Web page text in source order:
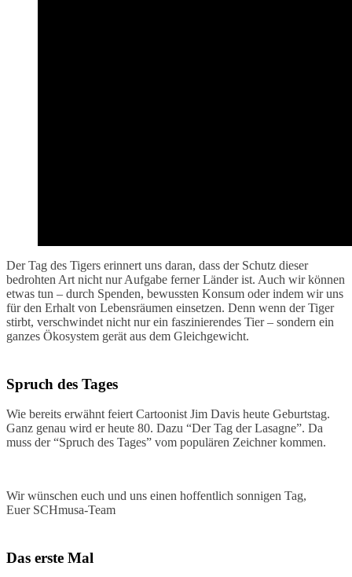
Der Tag des Tigers erinnert uns daran, dass der Schutz dieser
bedrohten Art nicht nur Aufgabe ferner Länder ist. Auch wir können
etwas tun – durch Spenden, bewussten Konsum oder indem wir uns
für den Erhalt von Lebensräumen einsetzen. Denn wenn der Tiger
stirbt, verschwindet nicht nur ein faszinierendes Tier – sondern ein
ganzes Ökosystem gerät aus dem Gleichgewicht.
Spruch des Tages
Wie bereits erwähnt feiert Cartoonist Jim Davis heute Geburtstag.
Ganz genau wird er heute 80. Dazu “Der Tag der Lasagne”. Da
muss der “Spruch des Tages” vom populären Zeichner kommen.
Wir wünschen euch und uns einen hoffentlich sonnigen Tag,
Euer SCHmusa-Team
Das erste Mal